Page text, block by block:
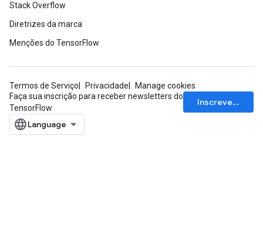
Stack Overflow
Diretrizes da marca
Menções do TensorFlow
Termos de Serviço Privacidade
Manage cookies
Faça sua inscrição para receber newsletters do
TensorFlow
Inscrever-se